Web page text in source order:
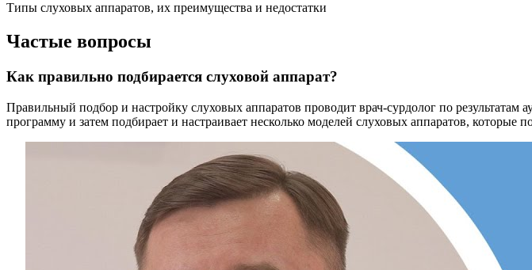
Типы слуховых аппаратов, их преимущества и недостатки
Частые вопросы
Как правильно подбирается слуховой аппарат?
Правильный подбор и настройку слуховых аппаратов проводит врач-сурдолог по результатам
программу и затем подбирает и настраивает несколько моделей слуховых аппаратов, которые